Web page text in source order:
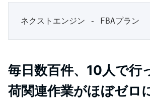
ネクストエンジン - FBAプラン
毎日数百件、10人で行
荷関連作業がほぼゼロ